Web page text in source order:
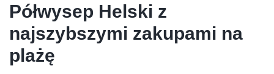
Półwysep Helski z
najszybszymi zakupami na
plażę